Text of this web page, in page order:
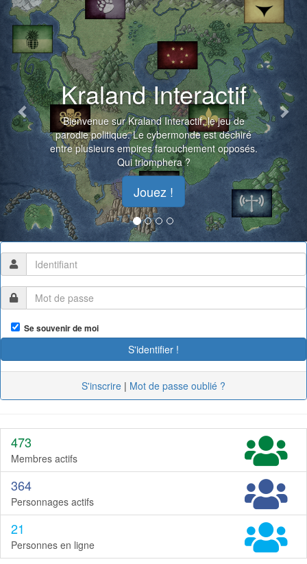
Kraland Interactif
Bienvenue sur Kraland Interactif, le jeu de
parodie politique. Le cybermonde est déchiré
entre plusieurs empires farouchement opposés.
Qui triomphera ?
Jouez !
Se souvenir de moi
S'inscrire | Mot de passe oublié ?
473
Membres actifs
364
Personnages actifs
21
Personnes en ligne